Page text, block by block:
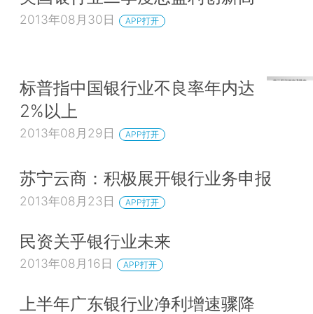
2013年08月30日 APP打开
标普指中国银行业不良率年内达
2%以上
2013年08月29日 APP打开
苏宁云商：积极展开银行业务申报
2013年08月23日 APP打开
民资关乎银行业未来
2013年08月16日 APP打开
上半年广东银行业净利增速骤降